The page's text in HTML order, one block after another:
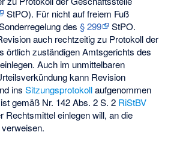
StPO). Für nicht auf freiem Fuß
des§ 299
StPO.
auch rechtzeitig zu Protokoll der
örtlich zuständigen Amtsgerichts des
Auch im unmittelbaren
kann Revision
insSitzungsprotokollaufgenommen
gemäß Nr. 142 Abs. 2 S. 2 RiStBV
Rechtsmittel einlegen will, an die